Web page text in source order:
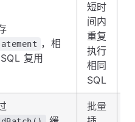
，相
复用
短时
间内
重复
执行
相同
SQL
批量